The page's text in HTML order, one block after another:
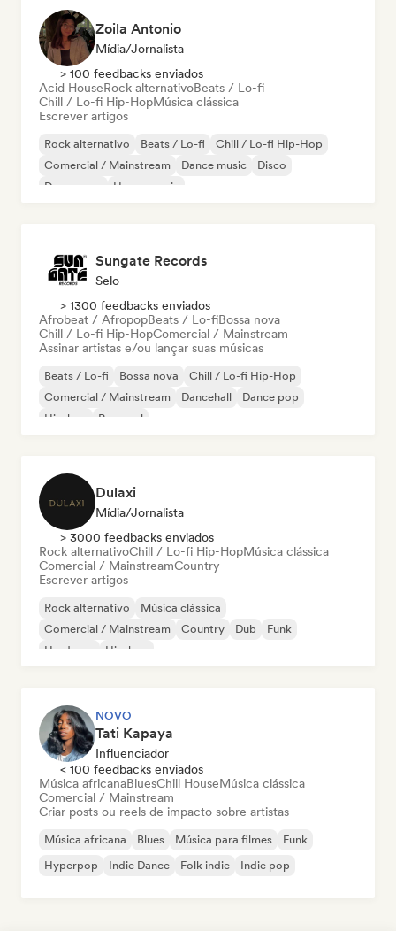
Zoila Antonio
Mídia/Jornalista
> 100 feedbacks enviados
Acid HouseRock alternativoBeats / Lo-fi
Chill / Lo-fi Hip-HopMúsica clássica
Escrever artigos
Rock alternativo Beats / Lo-fi
Chill / Lo-fi Hip-Hop
Comercial / Mainstream
Dance music
Disco
Dream pop
House music
Sungate Records
Selo
> 1300 feedbacks enviados
Afrobeat / AfropopBeats / Lo-fiBossa nova
Chill / Lo-fi Hip-HopComercial / Mainstream
Assinar artistas e/ou lançar suas músicas
Beats / Lo-fi Bossa nova
Chill / Lo-fi Hip-Hop
Comercial / Mainstream
Dancehall
Dance pop
Hip-hop
Pop soul
Dulaxi
Mídia/Jornalista
> 3000 feedbacks enviados
Rock alternativoChill / Lo-fi Hip-HopMúsica clássica
Comercial / MainstreamCountry
Escrever artigos
Rock alternativo
Música clássica
Comercial / Mainstream
Country Dub
Funk
Hardcore
Hip-hop
NOVO
Tati Kapaya
Influenciador
< 100 feedbacks enviados
Música africanaBluesChill HouseMúsica clássica
Comercial / Mainstream
Criar posts ou reels de impacto sobre artistas
Música africana Blues Música para filmes
Funk
Hyperpop
Indie Dance Folk indie Indie pop